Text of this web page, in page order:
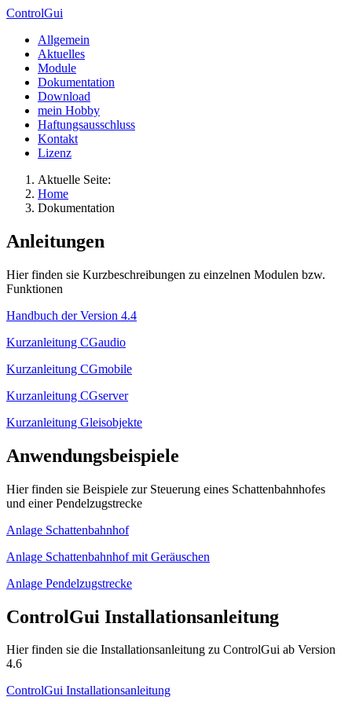
ControlGui
Allgemein
Aktuelles
Module
Dokumentation
Download
mein Hobby
Haftungsausschluss
Kontakt
Lizenz
Aktuelle Seite:
Home
Dokumentation
Anleitungen
Hier finden sie Kurzbeschreibungen zu einzelnen Modulen bzw.
Funktionen
Handbuch der Version 4.4
Kurzanleitung CGaudio
Kurzanleitung CGmobile
Kurzanleitung CGserver
Kurzanleitung Gleisobjekte
Anwendungsbeispiele
Hier finden sie Beispiele zur Steuerung eines Schattenbahnhofes
und einer Pendelzugstrecke
Anlage Schattenbahnhof
Anlage Schattenbahnhof mit Geräuschen
Anlage Pendelzugstrecke
ControlGui Installationsanleitung
Hier finden sie die Installationsanleitung zu ControlGui ab Version
4.6
ControlGui Installationsanleitung